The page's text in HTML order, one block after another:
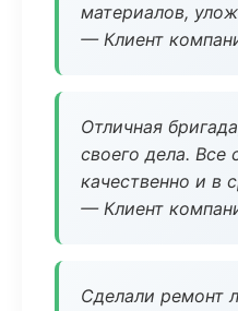
материалов,
— Клиент
Отличная
своего дела. Все
качественно и в
— Клиент
Сделали ремонт